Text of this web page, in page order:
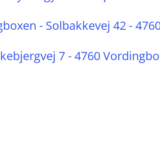
- Solbakkevej 42 -
7 - 4760